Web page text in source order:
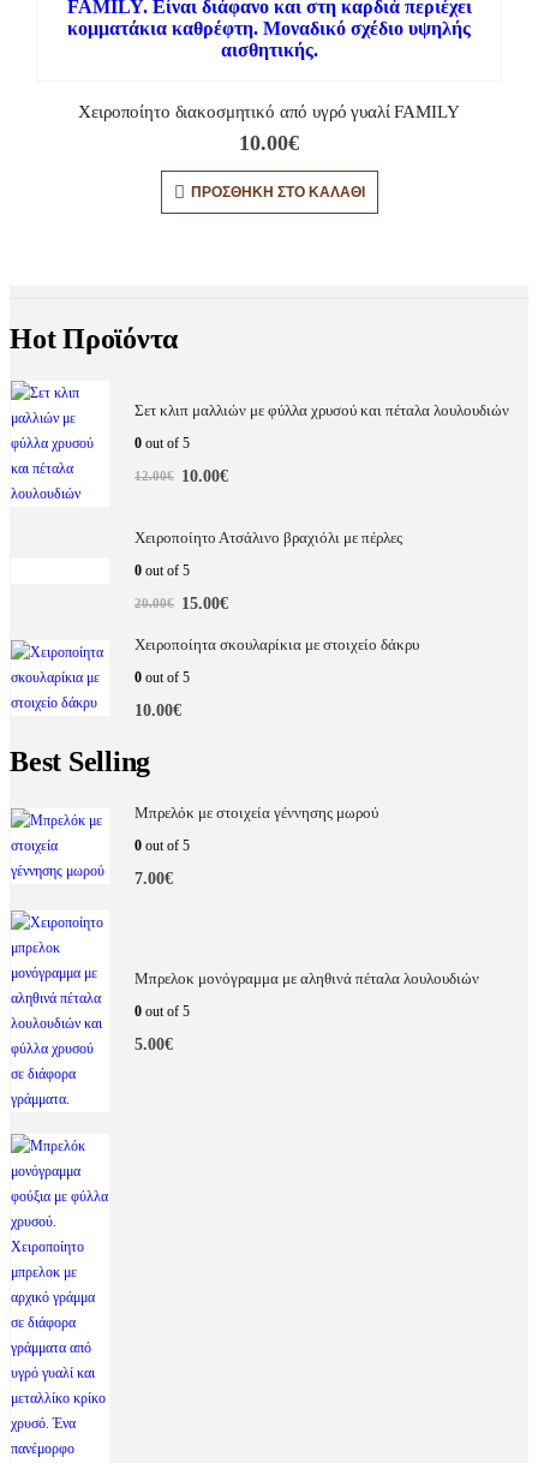
Χειροποίητο διακοσμητικό από υγρό γυαλί FAMILY
10.00€
ΠΡΟΣΘΉΚΗ ΣΤΟ ΚΑΛΆΘΙ
Hot Προϊόντα
Σετ κλιπ μαλλιών με φύλλα χρυσού και πέταλα λουλουδιών
0 out of 5
12.00€ 10.00€
Χειροποίητο Ατσάλινο βραχιόλι με πέρλες
0 out of 5
20.00€ 15.00€
Χειροποίητα σκουλαρίκια με στοιχείο δάκρυ
0 out of 5
10.00€
Best Selling
Μπρελόκ με στοιχεία γέννησης μωρού
0 out of 5
7.00€
Μπρελοκ μονόγραμμα με αληθινά πέταλα λουλουδιών
0 out of 5
5.00€